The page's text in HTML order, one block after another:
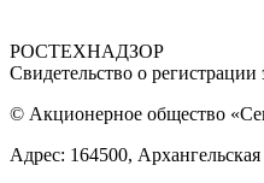
РОСТЕХНАДЗОР
Свидетельство о
© Акционерное общество
Адрес: 164500,